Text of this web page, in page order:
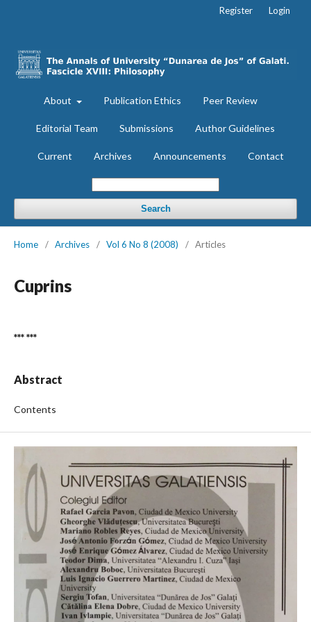
About Publication Ethics Peer Review
Editorial Team Submissions Author Guidelines
Current Archives Announcements Contact
Search
Register Login
Home / Archives / Vol 6 No 8 (2008) / Articles
Cuprins
*** ***
Abstract
Contents